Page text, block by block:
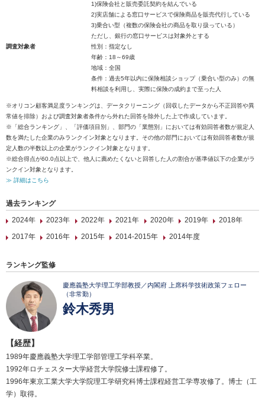
1)保険会社と販売委託契約を結んでいる
2)実店舗による窓口サービスで保険商品を販売代行している
3)乗合い型（複数の保険会社の商品を取り扱っている）
ただし、銀行の窓口サービスは対象外とする
調査対象者
性別：指定なし
年齢：18～69歳
地域：全国
条件：過去5年以内に保険相談ショップ（乗合い型のみ）の無
料相談を利用し、実際に保険の成約まで至った人
※オリコン顧客満足度ランキングは、データクリーニング（回収したデータから不正回答や異
常値を排除）および調査対象者条件から外れた回答を除外した上で作成しています。
※「総合ランキング」、「評価項目別」、部門の「業態別」においては有効回答者数が規定人
数を満たした企業のみランクイン対象となります。その他の部門においては有効回答者数が規
定人数の半数以上の企業がランクイン対象となります。
※総合得点が60.0点以上で、他人に薦めたくないと回答した人の割合が基準値以下の企業がラ
ンクイン対象となります。
≫ 詳細はこちら
過去ランキング
2024年
2023年 2022年 2021年 2020年 2019年
2018年
2017年
2016年 2015年 2014-2015年 2014年度
ランキング監修
慶應義塾大学理工学部教授／内閣府 上席科学技術政策フェロー
（非常勤）
鈴木秀男
【経歴】
1989年慶應義塾大学理工学部管理工学科卒業。
1992年ロチェスター大学経営大学院修士課程修了。
1996年東京工業大学大学院理工学研究科博士課程経営工学専攻修了。博士（工
学）取得。